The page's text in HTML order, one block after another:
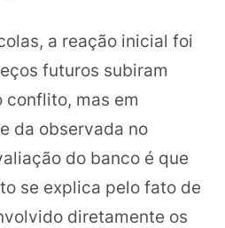
a reação inicial foi
futuros subiram
conflito, mas em
da observada no
do banco é que
se explica pelo fato de
diretamente os